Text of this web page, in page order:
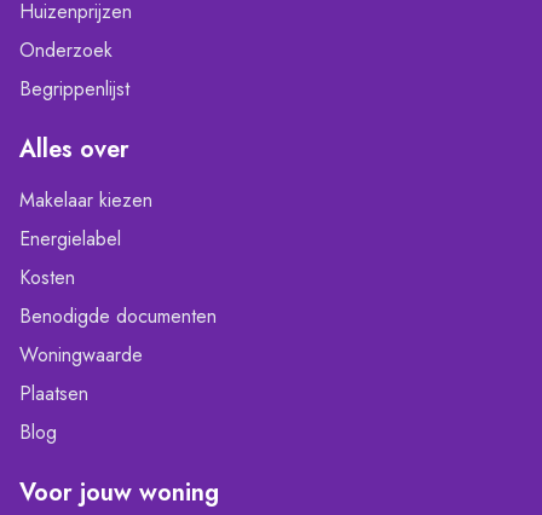
Huizenprijzen
Onderzoek
Begrippenlijst
Alles over
Makelaar kiezen
Energielabel
Kosten
Benodigde documenten
Woningwaarde
Plaatsen
Blog
Voor jouw woning